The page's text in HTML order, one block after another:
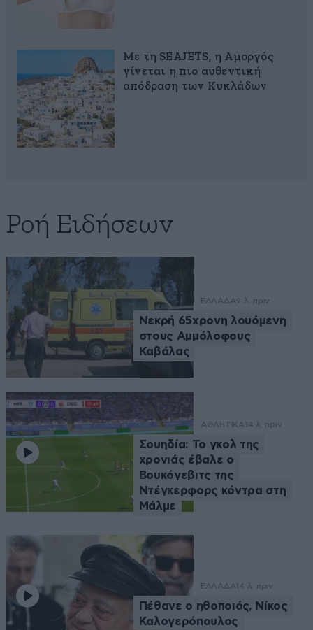
Με τη SEAJETS, η Αμοργός
γίνεται η πιο αυθεντική
απόδραση των Κυκλάδων
Ροή Ειδήσεων
ΕΛΛΑΔΑ9 λ. πριν
Νεκρή 65χρονη λουόμενη
στους Αμμόλοφους
Καβάλας
ΑΘΛΗΤΙΚΑ 14 λ. πριν
Σουηδία: Το γκολ της
χρονιάς έβαλε ο
Βουκόγεβιτς της
Ντέγκερφορς κόντρα στη
Μάλμε
ΕΛΛΑΔΑ 14 λ. πριν
Πέθανε ο ηθοποιός, Νίκος
Καλογερόπουλος